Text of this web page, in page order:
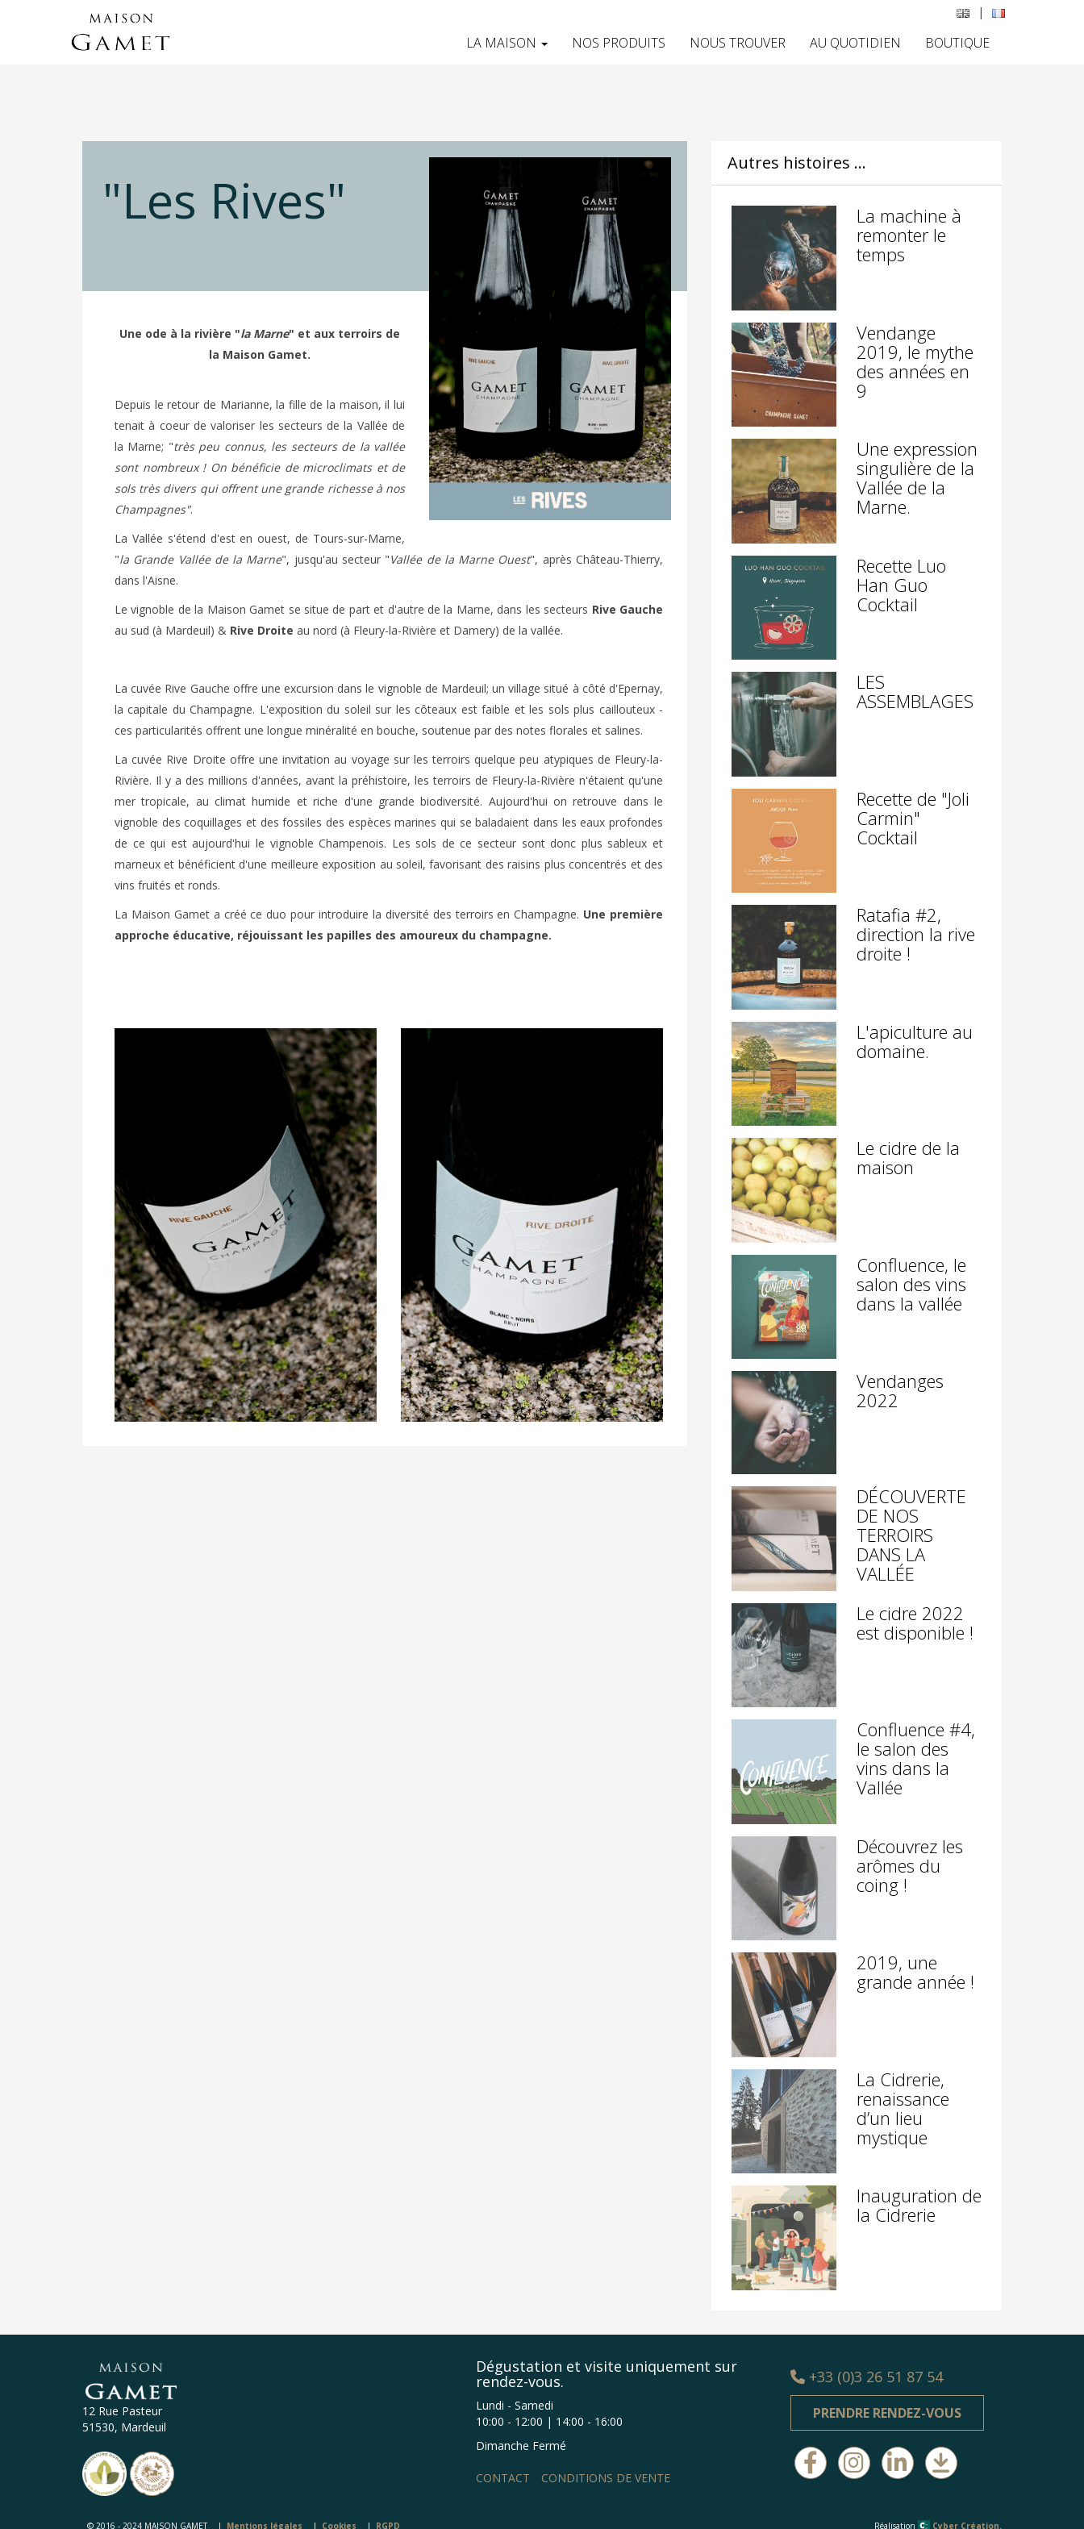
LA MAISON NOS PRODUITS NOUS TROUVER AU QUOTIDIEN BOUTIQUE
|
"Les Rives"
Une ode à la rivière "la Marne" et aux terroirs de
la Maison Gamet.
Depuis le retour de Marianne, la fille de la maison, il lui
tenait à coeur de valoriser les secteurs de la Vallée de
la Marne; "très peu connus, les secteurs de la vallée
sont nombreux ! On bénéficie de microclimats et de
sols très divers qui offrent une grande richesse à nos
Champagnes".
La Vallée s'étend d'est en ouest, de Tours-sur-Marne,
"la Grande Vallée de la Marne", jusqu'au secteur "Vallée de la Marne Ouest", après Château-Thierry,
dans l'Aisne.
Le vignoble de la Maison Gamet se situe de part et d'autre de la Marne, dans les secteurs Rive Gauche
au sud (à Mardeuil) & Rive Droite au nord (à Fleury-la-Rivière et Damery) de la vallée.
La cuvée Rive Gauche offre une excursion dans le vignoble de Mardeuil; un village situé à côté d'Epernay,
la capitale du Champagne. L'exposition du soleil sur les côteaux est faible et les sols plus caillouteux -
ces particularités offrent une longue minéralité en bouche, soutenue par des notes florales et salines.
La cuvée Rive Droite offre une invitation au voyage sur les terroirs quelque peu atypiques de Fleury-la-
Rivière. Il y a des millions d'années, avant la préhistoire, les terroirs de Fleury-la-Rivière n'étaient qu'une
mer tropicale, au climat humide et riche d'une grande biodiversité. Aujourd'hui on retrouve dans le
vignoble des coquillages et des fossiles des espèces marines qui se baladaient dans les eaux profondes
de ce qui est aujourd'hui le vignoble Champenois. Les sols de ce secteur sont donc plus sableux et
marneux et bénéficient d'une meilleure exposition au soleil, favorisant des raisins plus concentrés et des
vins fruités et ronds.
La Maison Gamet a créé ce duo pour introduire la diversité des terroirs en Champagne. Une première
approche éducative, réjouissant les papilles des amoureux du champagne.
Autres histoires ...
La machine à
remonter le
temps
Vendange
2019, le mythe
des années en
9
Une expression
singulière de la
Vallée de la
Marne.
Recette Luo
Han Guo
Cocktail
LES
ASSEMBLAGES
Recette de "Joli
Carmin"
Cocktail
Ratafia #2,
direction la rive
droite !
L'apiculture au
domaine.
Le cidre de la
maison
Confluence, le
salon des vins
dans la vallée
Vendanges
2022
DÉCOUVERTE
DE NOS
TERROIRS
DANS LA
VALLÉE
Le cidre 2022
est disponible !
Confluence #4,
le salon des
vins dans la
Vallée
Découvrez les
arômes du
coing !
2019, une
grande année !
La Cidrerie,
renaissance
d’un lieu
mystique
Inauguration de
la Cidrerie
12 Rue Pasteur
51530, Mardeuil
Dégustation et visite uniquement sur
rendez-vous.
Lundi - Samedi
10:00 - 12:00 | 14:00 - 16:00
Dimanche Fermé
CONTACT CONDITIONS DE VENTE
+33 (0)3 26 51 87 54
PRENDRE RENDEZ-VOUS
© 2016 - 2024 MAISON GAMET Mentions légales Cookies RGPD Réalisation Cyber Création.